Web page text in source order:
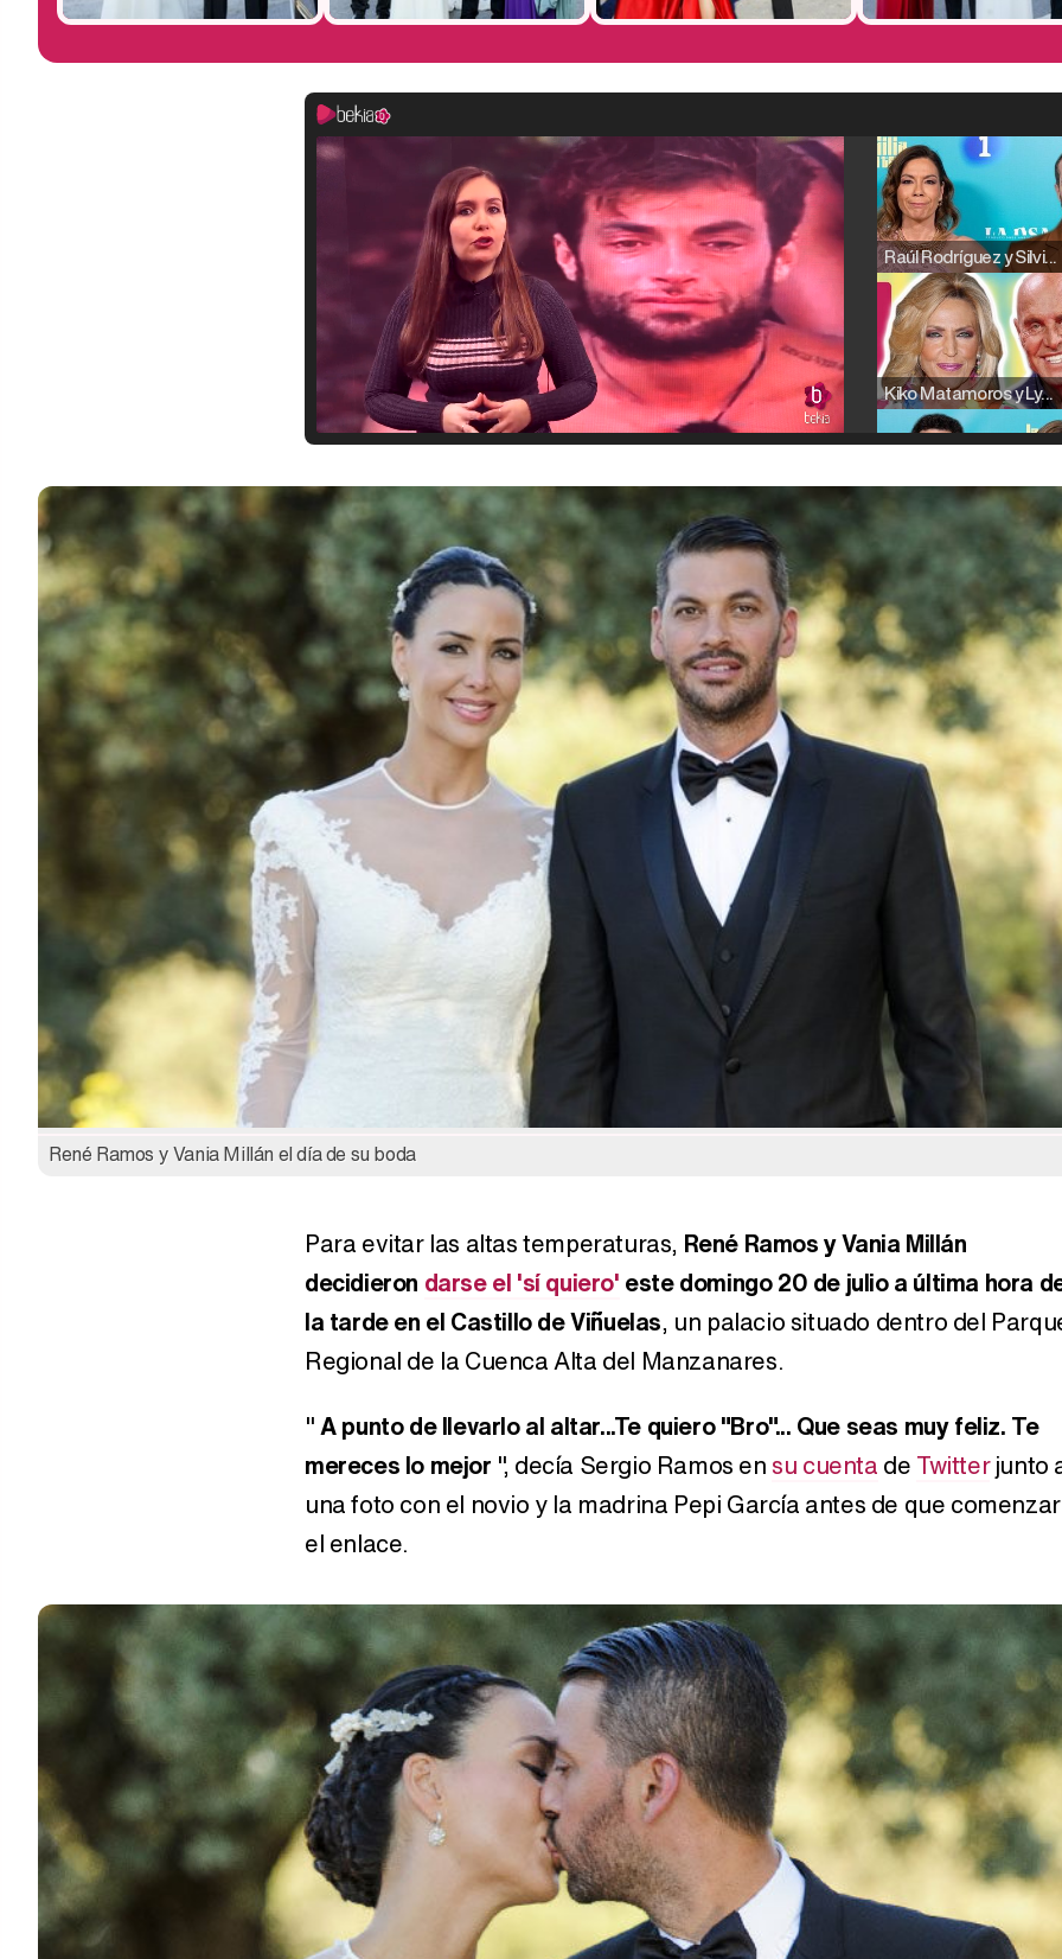
Raúl Rodríguez y Silvia Taulés nos cuentan su papel en 'La familia de la tele'
Kiko Matamoros y Lydia Lozano: "Nuestro público es de todas las edades y RTVE tiene un público muy pegado a las novelas, al que tenemos que captar"
Carlota Corredera y Javier de Hoyos: "La tele tiene que representar al público también y aquí están todos los perfiles posibles&quo;
Así se tomó Felipe VI que la Infanta Sofía no quisiera recibir formación militar
Manu Baqueiro: "Tuve como referente a Bruce Willis en 'Luz de Luna' para mi trabajo en la serie 'Perdiendo el juicio'"
Magdalena de Suecia responde a las críticas y explica por qué le han permitido lanzar su propio negocio
René Ramos y Vania Millán el día de su boda
Para evitar las altas temperaturas, René Ramos y Vania Millán
decidieron darse el 'sí quiero' este domingo 20 de julio a última hora
la tarde en el Castillo de Viñuelas, un palacio situado dentro del
Regional de la Cuenca Alta del Manzanares.
"A punto de llevarlo al altar...Te quiero "Bro"... Que seas muy feliz. Te
mereces lo mejor ", decía Sergio Ramos ensu cuenta de Twitterjunto
una foto con el novio y la madrina Pepi García antes de que
el enlace.